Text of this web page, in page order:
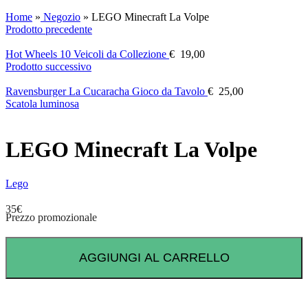
Home » Negozio » LEGO Minecraft La Volpe
Prodotto precedente
Hot Wheels 10 Veicoli da Collezione € 19,00
Prodotto successivo
Ravensburger La Cucaracha Gioco da Tavolo € 25,00
Scatola luminosa
LEGO Minecraft La Volpe
Lego
35€
Prezzo promozionale
AGGIUNGI AL CARRELLO